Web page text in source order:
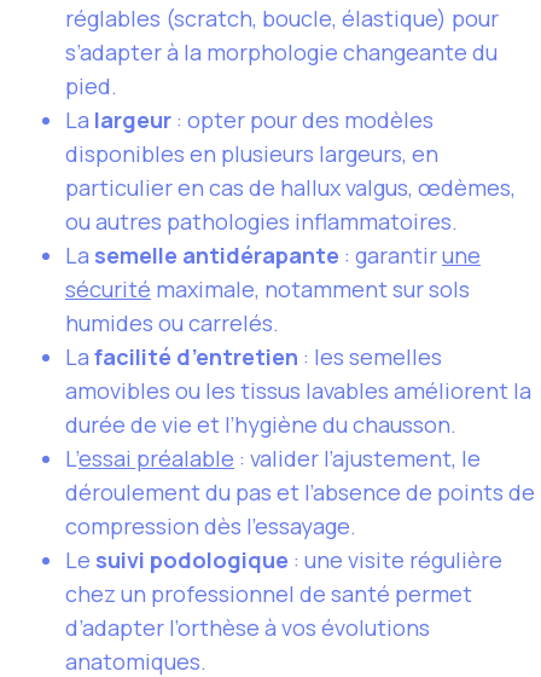
réglables (scratch, boucle, élastique) pour
s’adapter à la morphologie changeante du
pied.
La largeur : opter pour des modèles
disponibles en plusieurs largeurs, en
particulier en cas de hallux valgus, œdèmes,
ou autres pathologies inflammatoires.
La semelle antidérapante : garantirune
sécurité maximale, notamment sur sols
humides ou carrelés.
La facilité d’entretien : les semelles
amovibles ou les tissus lavables améliorent la
durée de vie et l’hygiène du chausson.
L’essai préalable : valider l’ajustement, le
déroulement du pas et l’absence de points de
compression dès l’essayage.
Le suivi podologique : une visite régulière
chez un professionnel de santé permet
d’adapter l’orthèse à vos évolutions
anatomiques.